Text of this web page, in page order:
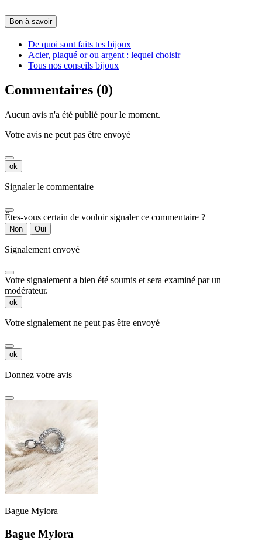
Bon à savoir
De quoi sont faits tes bijoux
Acier, plaqué or ou argent : lequel choisir
Tous nos conseils bijoux
Commentaires (0)
Aucun avis n'a été publié pour le moment.
Votre avis ne peut pas être envoyé
ok
Signaler le commentaire
Êtes-vous certain de vouloir signaler ce commentaire ?
Non Oui
Signalement envoyé
Votre signalement a bien été soumis et sera examiné par un
modérateur.
ok
Votre signalement ne peut pas être envoyé
ok
Donnez votre avis
Bague Mylora
Bague Mylora